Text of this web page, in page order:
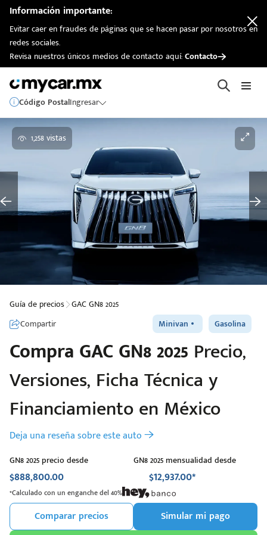
Información importante:
Evitar caer en fraudes de páginas que se hacen pasar por nosotros en
redes sociales.
Revisa nuestros únicos medios de contacto aquí:Contacto
Código PostalIngresar
1,258 vistas
Guía de precios GAC GN8 2025
Compartir
Minivan Gasolina
Compra GACGN8 2025 Precio,
Versiones, Ficha Técnica y
Financiamiento en México
Deja una reseña sobre este auto
GN8 2025 precio desde
$888,800.00
GN8 2025 mensualidad desde
$12,937.00*
*Calculado con un enganche del 40%
Comparar precios
Simular mi pago